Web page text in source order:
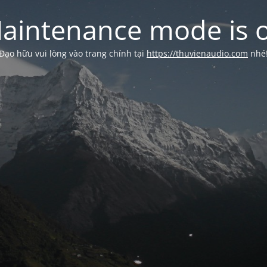
mode is
hữu vui lòng vào trang chính tại https://thuvienaudio.com